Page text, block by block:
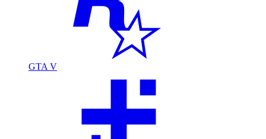
GTA V